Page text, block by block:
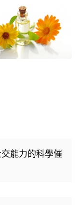
能力的科學催